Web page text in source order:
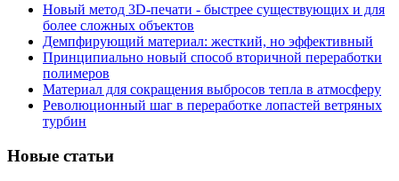
Новый метод 3D-печати - быстрее существующих и для
более сложных объектов
Демпфирующий материал: жесткий, но эффективный
Принципиально новый способ вторичной переработки
полимеров
Материал для сокращения выбросов тепла в атмосферу
Революционный шаг в переработке лопастей ветряных
турбин
Новые статьи